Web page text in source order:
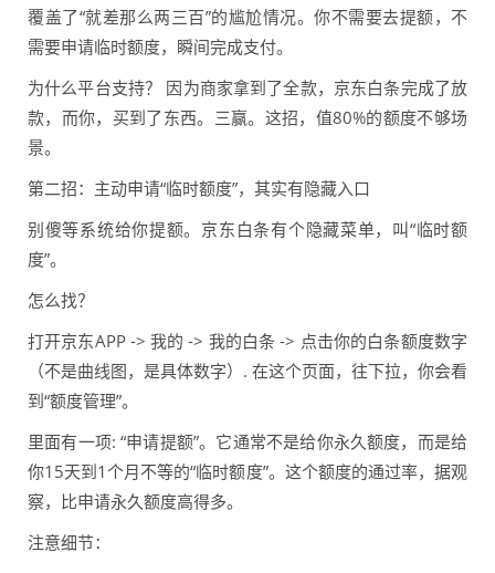
覆盖了“就差那么两三百”的尴尬情况。你不需要去提额，不
需要申请临时额度，瞬间完成支付。
为什么平台支持？ 因为商家拿到了全款，京东白条完成了放
款，而你，买到了东西。三赢。这招，值80%的额度不够场
景。
第二招：主动申请“临时额度”，其实有隐藏入口
别傻等系统给你提额。京东白条有个隐藏菜单，叫“临时额
度”。
怎么找？
打开京东APP -> 我的 -> 我的白条 -> 点击你的白条额度数字
（不是曲线图，是具体数字）. 在这个页面，往下拉，你会看
到“额度管理”。
里面有一项: “申请提额”。它通常不是给你永久额度，而是给
你15天到1个月不等的“临时额度”。这个额度的通过率，据观
察，比申请永久额度高得多。
注意细节：